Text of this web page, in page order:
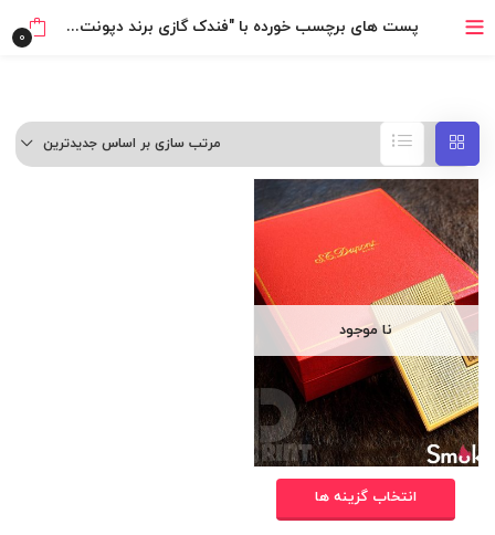
پست های برچسب خورده با "فندک گازی برند دپونت رنگ طلایی" 0
مرتب سازی بر اساس جدیدترین
نا موجود
انتخاب گزینه ها